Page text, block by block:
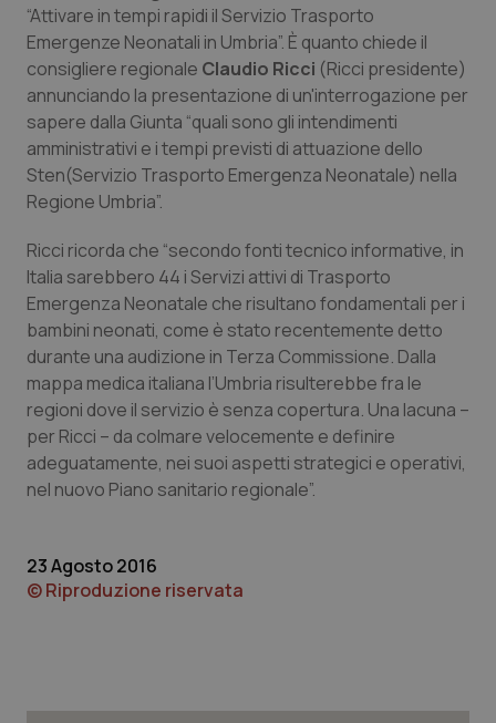
Abruzzo
Basilicata
Calabria
Campania
Emilia-Romagna
Friuli Venezia Giulia
Lazio
Liguria
Lombardia
Molise
Provincia Autonoma di Bolzano
QS Pro Gold
Artrite & artrosi
Asma & BPCO
Car-T
Colesterolo & coronaropatie
Dermatite Atopica
Diabete & glucometri
Disturbi dell’umore
Dolore
Epatiti
Infezioni & Febbre
QS Club Newsletter
“Attivare in tempi rapidi il Servizio Trasporto
Emergenze Neonatali in Umbria”. È quanto chiede il
consigliere regionale Claudio Ricci (Ricci presidente)
annunciando la presentazione di un'interrogazione per
sapere dalla Giunta “quali sono gli intendimenti
amministrativi e i tempi previsti di attuazione dello
Sten(Servizio Trasporto Emergenza Neonatale) nella
Regione Umbria”.
Ricci ricorda che “secondo fonti tecnico informative, in
Italia sarebbero 44 i Servizi attivi di Trasporto
Emergenza Neonatale che risultano fondamentali per i
bambini neonati, come è stato recentemente detto
durante una audizione in Terza Commissione. Dalla
mappa medica italiana l’Umbria risulterebbe fra le
regioni dove il servizio è senza copertura. Una lacuna –
per Ricci – da colmare velocemente e definire
adeguatamente, nei suoi aspetti strategici e operativi,
nel nuovo Piano sanitario regionale”.
23 Agosto 2016
© Riproduzione riservata